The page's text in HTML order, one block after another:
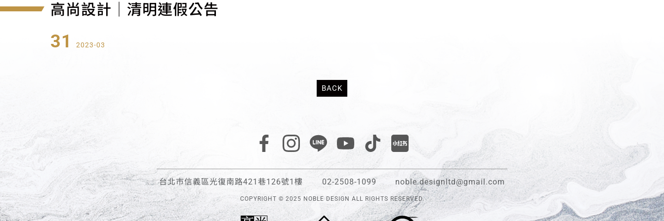
高尚設計│清明連假公告
31 2023-03
BACK
台北市信義區光復南路421巷126號1樓 02-2508-1099 noble.designltd@gmail.com
COPYRIGHT © 2025 NOBLE DESIGN ALL RIGHTS RESERVED.